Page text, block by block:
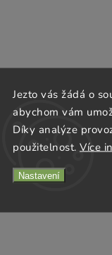
Jezto vás žádá o
abychom vám
Díky analýze
použitelnost. Více
Nastavení